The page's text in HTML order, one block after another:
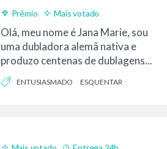
Prêmio Mais votado
Olá, meu nome é Jana Marie, sou
uma dubladora alemã nativa e
produzo centenas de dublagens...
ENTUSIASMADO ESQUENTAR